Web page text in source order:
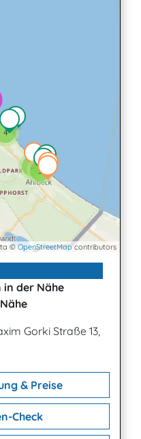
2 3
4
©OpenStreetMap contributors
in der Nähe
Gorki Straße 13,
& Preise
Check